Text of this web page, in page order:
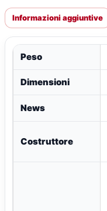
Informazioni aggiuntive
Peso
Dimensioni
News
Costruttore